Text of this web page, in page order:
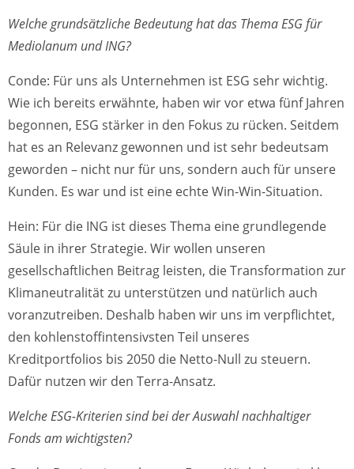
Welche grundsätzliche Bedeutung hat das Thema ESG für
Mediolanum und ING?
Conde: Für uns als Unternehmen ist ESG sehr wichtig.
Wie ich bereits erwähnte, haben wir vor etwa fünf Jahren
begonnen, ESG stärker in den Fokus zu rücken. Seitdem
hat es an Relevanz gewonnen und ist sehr bedeutsam
geworden – nicht nur für uns, sondern auch für unsere
Kunden. Es war und ist eine echte Win-Win-Situation.
Hein: Für die ING ist dieses Thema eine grundlegende
Säule in ihrer Strategie. Wir wollen unseren
gesellschaftlichen Beitrag leisten, die Transformation zur
Klimaneutralität zu unterstützen und natürlich auch
voranzutreiben. Deshalb haben wir uns im verpflichtet,
den kohlenstoffintensivsten Teil unseres
Kreditportfolios bis 2050 die Netto-Null zu steuern.
Dafür nutzen wir den Terra-Ansatz.
Welche ESG-Kriterien sind bei der Auswahl nachhaltiger
Fonds am wichtigsten?